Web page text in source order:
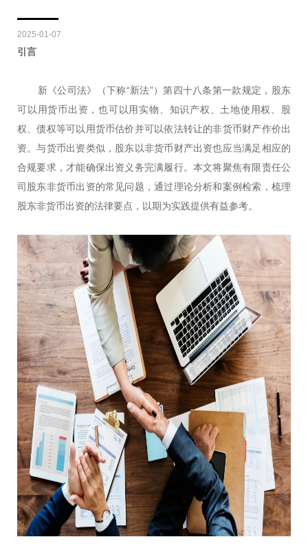
2025-01-07
引言
新《公司法》（下称“新法”）第四十八条第一款规定，股东
可以用货币出资，也可以用实物、知识产权、土地使用权、股
权、债权等可以用货币估价并可以依法转让的非货币财产作价出
资。与货币出资类似，股东以非货币财产出资也应当满足相应的
合规要求，才能确保出资义务完满履行。本文将聚焦有限责任公
司股东非货币出资的常见问题，通过理论分析和案例检索，梳理
股东非货币出资的法律要点，以期为实践提供有益参考。